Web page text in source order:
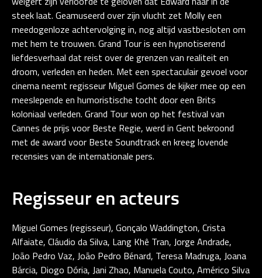
steek laat. Geamuseerd over zijn vlucht zet Molly een
meedogenloze achtervolging in, nog altijd vastbesloten om
met hem te trouwen. Grand Tour is een hypnotiserend
liefdesverhaal dat reist over de grenzen van realiteit en
droom, verleden en heden. Met een spectaculair gevoel voor
cinema neemt regisseur Miguel Gomes de kijker mee op een
meeslepende en humoristische tocht door een Brits
koloniaal verleden. Grand Tour won op het festival van
Cannes de prijs voor Beste Regie, werd in Gent bekroond
met de award voor Beste Soundtrack en kreeg lovende
recensies van de internationale pers.
Regisseur en acteurs
Miguel Gomes (regisseur), Gonçalo Waddington, Crista
Alfaiate, Cláudio da Silva, Lang Khê Tran, Jorge Andrade,
João Pedro Vaz, João Pedro Bénard, Teresa Madruga, Joana
Bárcia, Diogo Dória, Jani Zhao, Manuela Couto, Américo Silva